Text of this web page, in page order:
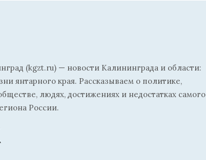
(kgzt.ru) — новости Калининграда и области:
янтарного края. Рассказываем о политике,
людях, достижениях и недостатках самого
России.